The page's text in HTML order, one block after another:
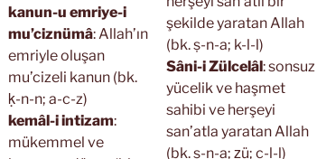
kanun-u emriye-i
mu’ciznümâ: Allah’ın
emriyle oluşan
mu’cizeli kanun (bk.
ḳ-n-n; a-c-z)
kemâl-i intizam:
mükemmel ve
şekilde yaratan Allah
(bk. ṣ-n-a; k-l-l)
Sâni-i Zülcelâl: sonsuz
yücelik ve haşmet
sahibi ve herşeyi
san’atla yaratan Allah
(bk. ṣ-n-a; ẕü; c-l-l)